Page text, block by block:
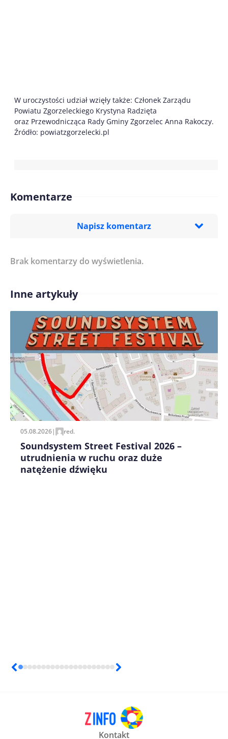
W uroczystości udział wzięły także: Członek Zarządu
Powiatu Zgorzeleckiego Krystyna Radzięta
oraz Przewodnicząca Rady Gminy Zgorzelec Anna Rakoczy.
Źródło: powiatzgorzelecki.pl
Komentarze
Napisz komentarz
Treść komentarza*
Imię/ Nick*
Zapamiętaj moje dane w tej przeglądarce podczas
pisania kolejnych komentarzy.
Brak komentarzy do wyświetlenia.
Inne artykuły
05.08.2026| red.
Soundsystem Street Festival 2026 –
utrudnienia w ruchu oraz duże
natężenie dźwięku
Kontakt